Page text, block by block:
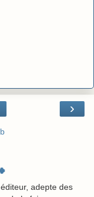
›
adepte des